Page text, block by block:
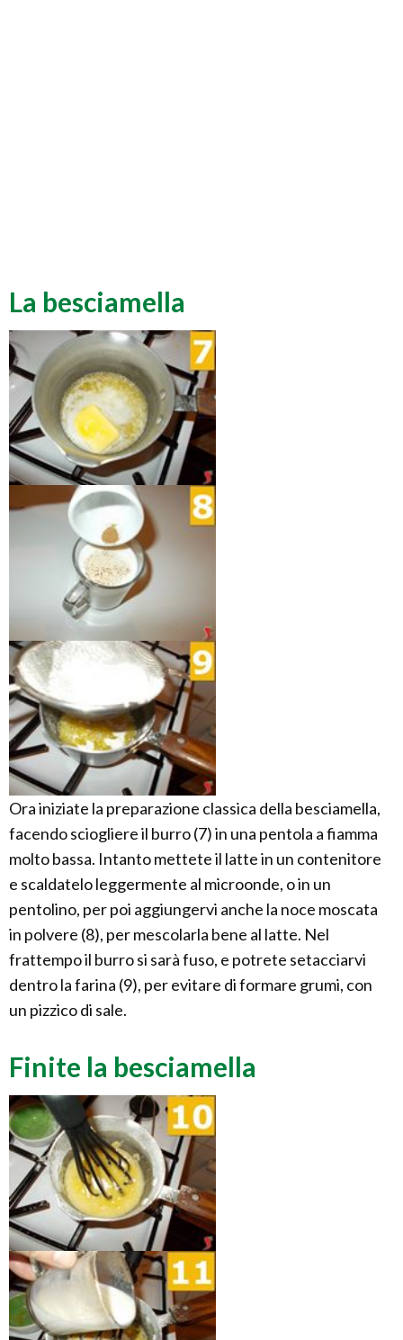
La besciamella
Ora iniziate la preparazione classica della besciamella,
facendo sciogliere il burro (7) in una pentola a fiamma
molto bassa. Intanto mettete il latte in un contenitore
e scaldatelo leggermente al microonde, o in un
pentolino, per poi aggiungervi anche la noce moscata
in polvere (8), per mescolarla bene al latte. Nel
frattempo il burro si sarà fuso, e potrete setacciarvi
dentro la farina (9), per evitare di formare grumi, con
un pizzico di sale.
Finite la besciamella